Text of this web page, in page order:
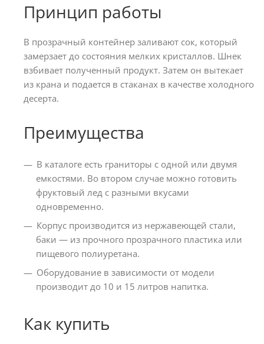
Принцип работы
В прозрачный контейнер заливают сок, который
замерзает до состояния мелких кристаллов. Шнек
взбивает полученный продукт. Затем он вытекает
из крана и подается в стаканах в качестве холодного
десерта.
Преимущества
В каталоге есть граниторы с одной или двумя
емкостями. Во втором случае можно готовить
фруктовый лед с разными вкусами
одновременно.
Корпус производится из нержавеющей стали,
баки ― из прочного прозрачного пластика или
пищевого полиуретана.
Оборудование в зависимости от модели
производит до 10 и 15 литров напитка.
Как купить